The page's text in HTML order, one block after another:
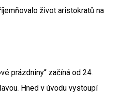
život aristokratů na
prázdniny“ začíná od 24.
Hned v úvodu vystoupí